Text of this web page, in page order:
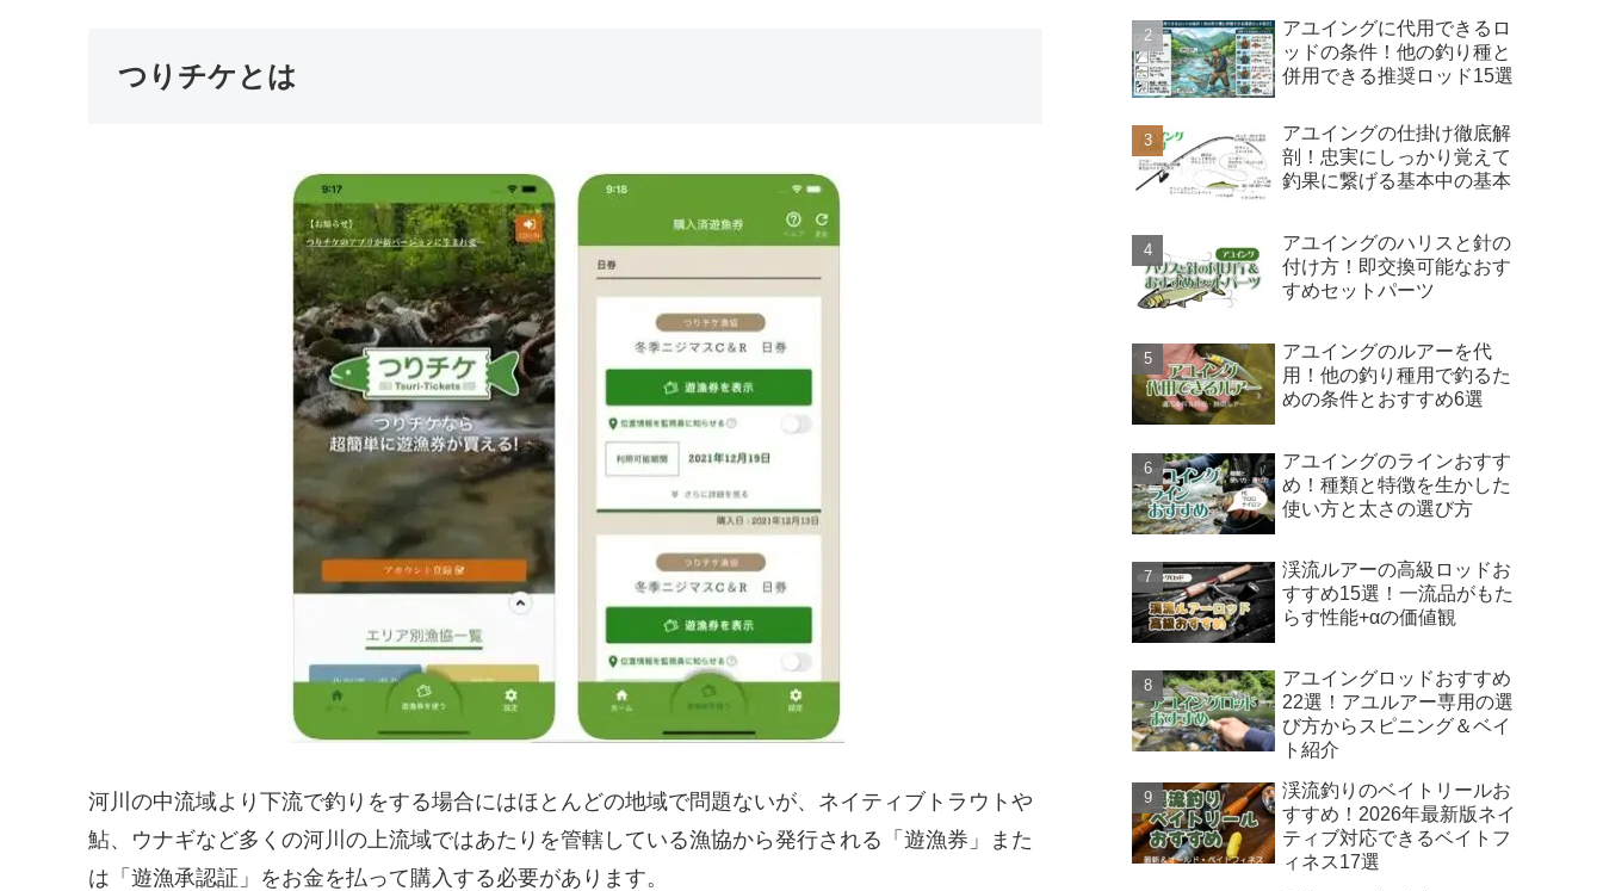
つりチケとは
河川の中流域より下流で釣りをする場合にはほとんどの地域で問題ないが、ネイティブトラウトや
鮎、ウナギなど多くの河川の上流域ではあたりを管轄している漁協から発行される「遊漁券」また
は「遊漁承認証」をお金を払って購入する必要があります。
アユイングに代用できるロ
ッドの条件！他の釣り種と
併用できる推奨ロッド15選
アユイングの仕掛け徹底解
剖！忠実にしっかり覚えて
釣果に繋げる基本中の基本
アユイングのハリスと針の
付け方！即交換可能なおす
すめセットパーツ
アユイングのルアーを代
用！他の釣り種用で釣るた
めの条件とおすすめ6選
アユイングのラインおすす
め！種類と特徴を生かした
使い方と太さの選び方
渓流ルアーの高級ロッドお
すすめ15選！一流品がもた
らす性能+αの価値観
アユイングロッドおすすめ
22選！アユルアー専用の選
び方からスピニング＆ベイ
ト紹介
渓流釣りのベイトリールお
すすめ！2026年最新版ネイ
ティブ対応できるベイトフ
ィネス17選